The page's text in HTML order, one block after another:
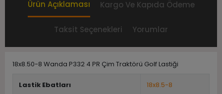
Ürün Açıklaması Kargo Ve Kapıda Ödeme
Taksit Seçenekleri Yorumlar
18x8.50-8 Wanda P332 4 PR Çim Traktörü Golf Lastiği
Lastik Ebatları 18x8.5-8